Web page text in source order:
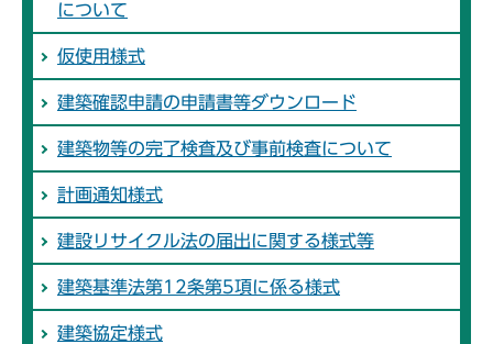
について
仮使用様式
建築確認申請の申請書等ダウンロード
建築物等の完了検査及び事前検査について
計画通知様式
建設リサイクル法の届出に関する様式等
建築基準法第12条第5項に係る様式
建築協定様式